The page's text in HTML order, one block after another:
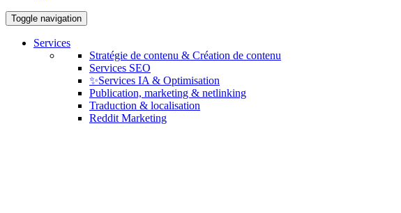
Toggle navigation
Services
Stratégie de contenu & Création de contenu
Services SEO
✨Services IA & Optimisation
Publication, marketing & netlinking
Traduction & localisation
Reddit Marketing